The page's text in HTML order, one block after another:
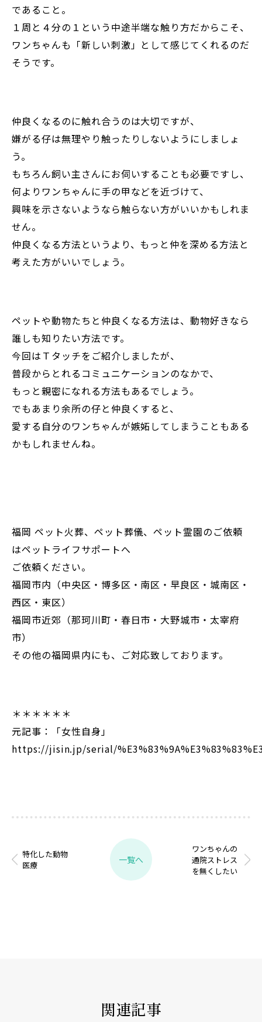
であること。
１周と４分の１という中途半端な触り方だからこそ、
ワンちゃんも「新しい刺激」として感じてくれるのだ
そうです。
仲良くなるのに触れ合うのは大切ですが、
嫌がる仔は無理やり触ったりしないようにしましょ
う。
もちろん飼い主さんにお伺いすることも必要ですし、
何よりワンちゃんに手の甲などを近づけて、
興味を示さないようなら触らない方がいいかもしれま
せん。
仲良くなる方法というより、もっと仲を深める方法と
考えた方がいいでしょう。
ペットや動物たちと仲良くなる方法は、動物好きなら
誰しも知りたい方法です。
今回はＴタッチをご紹介しましたが、
普段からとれるコミュニケーションのなかで、
もっと親密になれる方法もあるでしょう。
でもあまり余所の仔と仲良くすると、
愛する自分のワンちゃんが嫉妬してしまうこともある
かもしれませんね。
福岡 ペット火葬、ペット葬儀、ペット霊園のご依頼
はペットライフサポートへ
ご依頼ください。
福岡市内（中央区・博多区・南区・早良区・城南区・
西区・東区）
福岡市近郊（那珂川町・春日市・大野城市・太宰府
市）
その他の福岡県内にも、ご対応致しております。
＊＊＊＊＊＊
元記事：「女性自身」
https://jisin.jp/serial/
特化した動物
医療
一覧へ
ワンちゃんの
通院ストレス
を無くしたい
関連記事